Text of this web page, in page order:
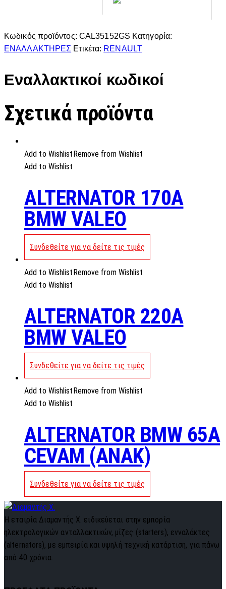
Κωδικός προϊόντος: CAL35152GS Κατηγορία:
ΕΝΑΛΛΑΚΤΗΡΕΣ Ετικέτα: RENAULT
Εναλλακτικοί κωδικοί
Σχετικά προϊόντα
Add to Wishlist Remove from Wishlist
Add to Wishlist
ALTERNATOR 170A
BMW VALEO
Συνδεθείτε για να δείτε τις τιμές
Add to WishlistRemove from Wishlist
Add to Wishlist
ALTERNATOR 220A
BMW VALEO
Συνδεθείτε για να δείτε τις τιμές
Add to WishlistRemove from Wishlist
Add to Wishlist
ALTERNATOR BMW 65A
CEVAM (ANAK)
Συνδεθείτε για να δείτε τις τιμές
Η εταιρία Διαμαντής Χ. ειδικεύεται στην εμπορία
ηλεκτρολογικών ανταλλακτικών, μίζες (starters), ενναλάκτες
(alternators), με εμπειρία και υψηλή τεχνική κατάρτιση, για πάνω
από 40 χρόνια.